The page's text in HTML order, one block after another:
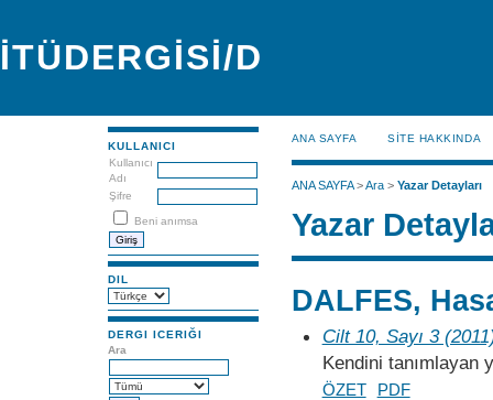
İTÜDERGİSİ/D
KULLANICI
Kullanıcı
Adı
Şifre
Beni anımsa
DIL
DERGI ICERIĞI
Ara
ANA SAYFA SİTE HAKKINDA
ANA SAYFA>Ara> Yazar Detayları
Yazar
DALFES,
Cilt 10, Sayı 3
Kendini tanımlayan
ÖZET PDF